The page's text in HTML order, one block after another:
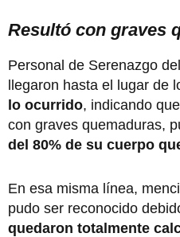
Resultó con graves
Personal de Serenazgo
llegaron hasta el lugar de
lo ocurrido, indicando
con graves quemaduras,
del 80% de su cuerpo
En esa misma línea,
pudo ser reconocido
quedaron totalmente